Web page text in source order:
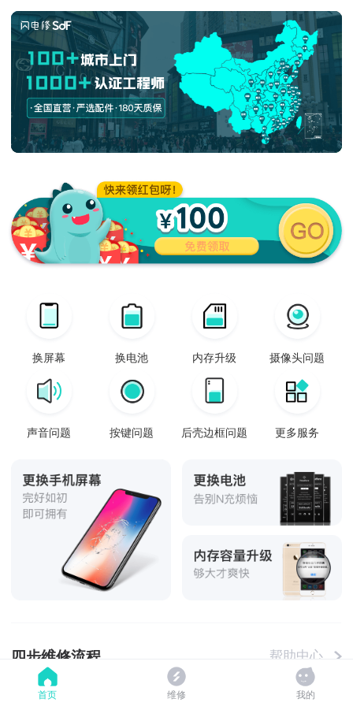
换屏幕 换电池 内存升级 摄像头问题
声音问题 按键问题 后壳边框问题 更多服务
四步维修流程 帮助中心
首页 维修 我的